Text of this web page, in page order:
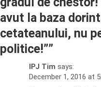
avut la baza
cetateanului, nu
politice!””
IPJ Tim says:
December 1, 2016 at